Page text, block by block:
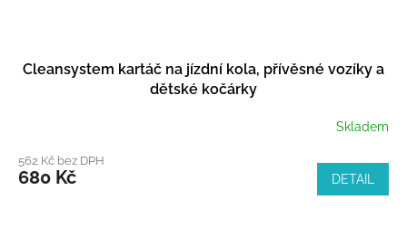
Cleansystem kartáč na jízdní kola, přívěsné vozíky a
dětské kočárky
Skladem
562 Kč bez DPH
680 Kč DETAIL